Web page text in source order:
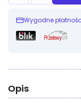
Wygodne
Opis